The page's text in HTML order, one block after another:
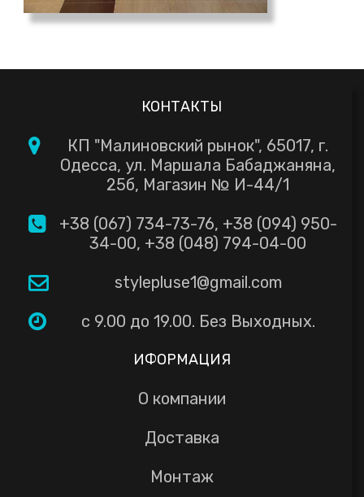
КОНТАКТЫ
КП "Малиновский рынок", 65017, г.
Одесса, ул. Маршала Бабаджаняна,
25б, Магазин № И-44/1
+38 (067) 734-73-76, +38 (094) 950-
34-00, +38 (048) 794-04-00
stylepluse1@gmail.com
с 9.00 до 19.00. Без Выходных.
ИФОРМАЦИЯ
О компании
Доставка
Монтаж